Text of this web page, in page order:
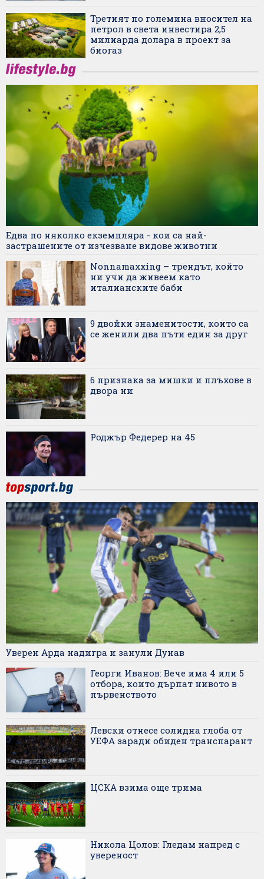
Третият по големина вносител на
петрол в света инвестира 2,5
милиарда долара в проект за
биогаз
Едва по няколко екземпляра - кои са най-
застрашените от изчезване видове животни
Nonnamaxxing – трендът, който
ни учи да живеем като
италианските баби
9 двойки знаменитости, които са
се женили два пъти един за друг
6 признака за мишки и плъхове в
двора ни
Роджър Федерер на 45
Уверен Арда надигра и занули Дунав
Георги Иванов: Вече има 4 или 5
отбора, които дърпат нивото в
първенството
Левски отнесе солидна глоба от
УЕФА заради обиден транспарант
ЦСКА взима още трима
Никола Цолов: Гледам напред с
увереност